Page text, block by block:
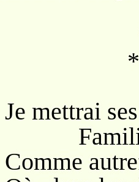
*
Je mettrai
Comme